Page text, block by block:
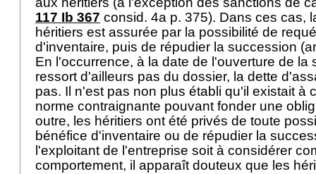
117 Ib 367 consid. 4a p. 375). Dans ces cas,
héritiers est assurée par la possibilité de
d'inventaire, puis de répudier la succession (
En l'occurrence, à la date de l'ouverture de la
ressort d'ailleurs pas du dossier, la dette
pas. Il n'est pas non plus établi qu'il existait à
norme contraignante pouvant fonder une
outre, les héritiers ont été privés de toute
bénéfice d'inventaire ou de répudier la
l'exploitant de l'entreprise soit à considérer
comportement, il apparaît douteux que les